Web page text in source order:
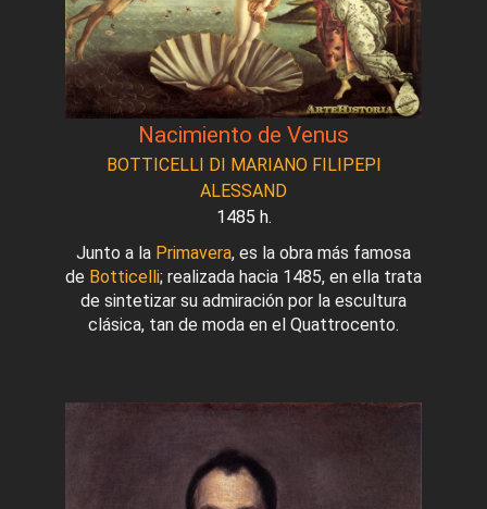
Nacimiento de Venus
BOTTICELLI DI MARIANO FILIPEPI
ALESSAND
1485 h.
Junto a la Primavera, es la obra más famosa
de Botticelli; realizada hacia 1485, en ella trata
de sintetizar su admiración por la escultura
clásica, tan de moda en el Quattrocento.